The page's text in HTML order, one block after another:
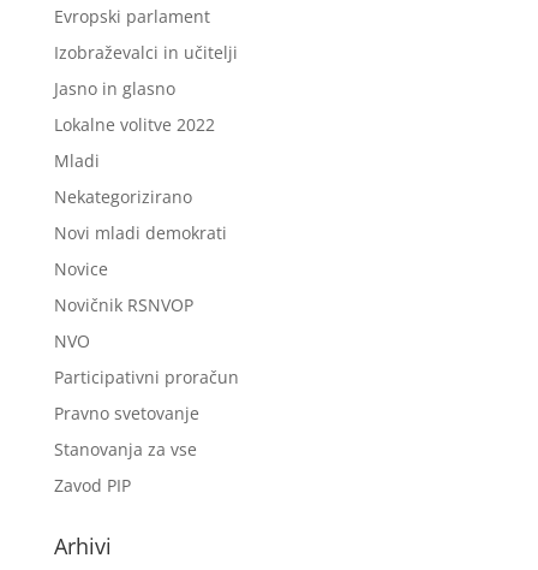
Evropski parlament
Izobraževalci in učitelji
Jasno in glasno
Lokalne volitve 2022
Mladi
Nekategorizirano
Novi mladi demokrati
Novice
Novičnik RSNVOP
NVO
Participativni proračun
Pravno svetovanje
Stanovanja za vse
Zavod PIP
Arhivi